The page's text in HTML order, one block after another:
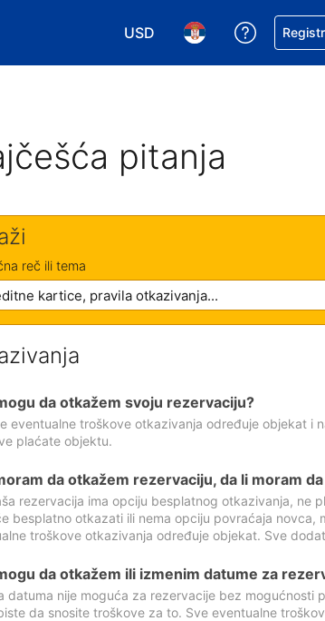
USD
Izaberite valutu. Vaša
Izaberite jezik. Vaš
pitanja
reč ili tema
da otkažem svoju rezervaciju?
eventualne troškove otkazivanja određuje objekat i
plaćate objektu.
da otkažem rezervaciju, da li moram
rezervacija ima opciju besplatnog otkazivanja, ne
besplatno otkazati ili nema opciju povraćaja
troškove otkazivanja određuje objekat. Sve
da otkažem ili izmenim datume za
datuma nije moguća za rezervacije bez
da snosite troškove za to. Sve eventualne